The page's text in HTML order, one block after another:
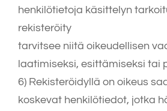
henkilötietoja käsittelyn
rekisteröity
tarvitsee niitä oikeudellisen
laatimiseksi, esittämiseksi tai
6) Rekisteröidyllä on oikeus
koskevat henkilötiedot, jotka